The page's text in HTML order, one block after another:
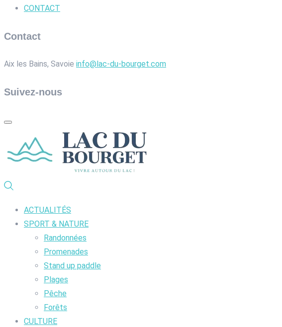
CONTACT
Contact
Aix les Bains, Savoie info@lac-du-bourget.com
Suivez-nous
ACTUALITÉS
SPORT & NATURE
Randonnées
Promenades
Stand up paddle
Plages
Pêche
Forêts
CULTURE